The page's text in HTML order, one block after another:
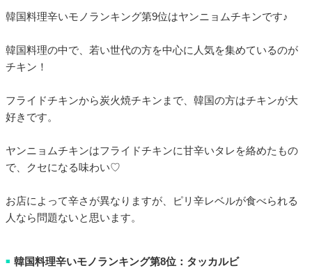
韓国料理辛いモノランキング第9位はヤンニョムチキンです♪
韓国料理の中で、若い世代の方を中心に人気を集めているのが
チキン！
フライドチキンから炭火焼チキンまで、韓国の方はチキンが大
好きです。
ヤンニョムチキンはフライドチキンに甘辛いタレを絡めたもの
で、クセになる味わい♡
お店によって辛さが異なりますが、ピリ辛レベルが食べられる
人なら問題ないと思います。
■ 韓国料理辛いモノランキング第8位：タッカルビ